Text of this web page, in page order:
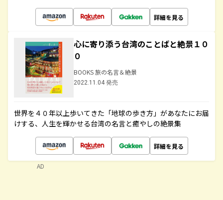
詳細を見る
心に寄り添う台湾のことばと絶景１０
０
BOOKS 旅の名言＆絶景
2022.11.04 発売
世界を４０年以上歩いてきた「地球の歩き方」があなたにお届
けする、人生を輝かせる台湾の名言と癒やしの絶景集
詳細を見る
AD